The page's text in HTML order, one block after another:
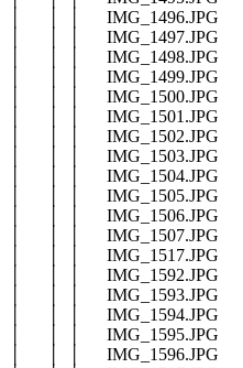
│ │ │ IMG_1496.JPG
│ │ │ IMG_1497.JPG
│ │ │ IMG_1498.JPG
│ │ │ IMG_1499.JPG
│ │ │ IMG_1500.JPG
│ │ │ IMG_1501.JPG
│ │ │ IMG_1502.JPG
│ │ │ IMG_1503.JPG
│ │ │ IMG_1504.JPG
│ │ │ IMG_1505.JPG
│ │ │ IMG_1506.JPG
│ │ │ IMG_1507.JPG
│ │ │ IMG_1517.JPG
│ │ │ IMG_1592.JPG
│ │ │ IMG_1593.JPG
│ │ │ IMG_1594.JPG
│ │ │ IMG_1595.JPG
│ │ │ IMG_1596.JPG